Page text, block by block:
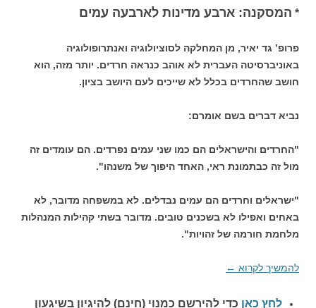
* המסקנה: ארבע מדינות לארבעה עמים
פרופ’ גד יאיר, מן המחלקה לסוציולוגיה ואנתרופולוגיה
באוניברסיטה העברית לא אוהב כנראה חרדים. יותר מזה, הוא
חושב שהחרדים בכלל לא שייכים לעם היושב בציון.
נביא דברים בשם אומרם:
"החרדים והישראלים הם כמו שני עמים נפרדים. הם עומדים זה
מול זה כבתמונת ראי, האחד היפוך של משנהו".
"ישראלים וחרדים הם עמים נבדלים. לא במשפחה מדובר, לא
באחים ואפילו לא בשכנים טובים. מדובר בשתי קהילות­ המנהלות
מלחמת חורמה של זהויות".
להמשיך לקרוא ←
לחץ כאן כדי להירשם כמנוי (חינם) להיגיון בשיגעון